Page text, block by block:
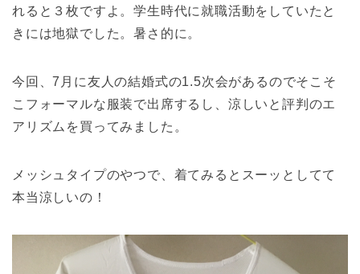
れると３枚ですよ。学生時代に就職活動をしていたと
きには地獄でした。暑さ的に。
今回、7月に友人の結婚式の1.5次会があるのでそこそ
こフォーマルな服装で出席するし、涼しいと評判のエ
アリズムを買ってみました。
メッシュタイプのやつで、着てみるとスーッとしてて
本当涼しいの！